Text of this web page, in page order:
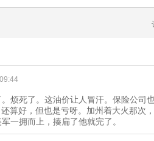
烦死了。这油价让人冒汗。保险公司
算好，但也是亏呀。加州着大火那次
一拥而上，揍扁了他就完了。